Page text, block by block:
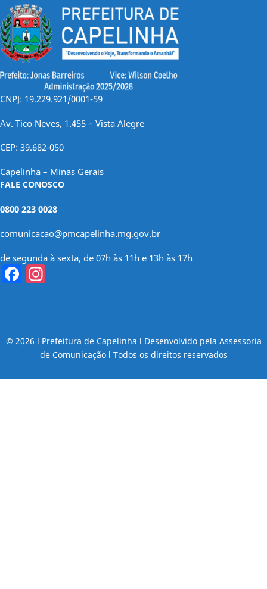
CNPJ: 19.229.921/0001-59
Av. Tico Neves, 1.455 – Vista Alegre
CEP: 39.682-050
Capelinha – Minas Gerais
FALE CONOSCO
0800 223 0028
comunicacao@pmcapelinha.mg.gov.br
de segunda à sexta, de 07h às 11h e 13h às 17h
Facebook
© 2026 l Prefeitura de Capelinha l Desenvolvido pela Assessoria
de Comunicação l Todos os direitos reservados